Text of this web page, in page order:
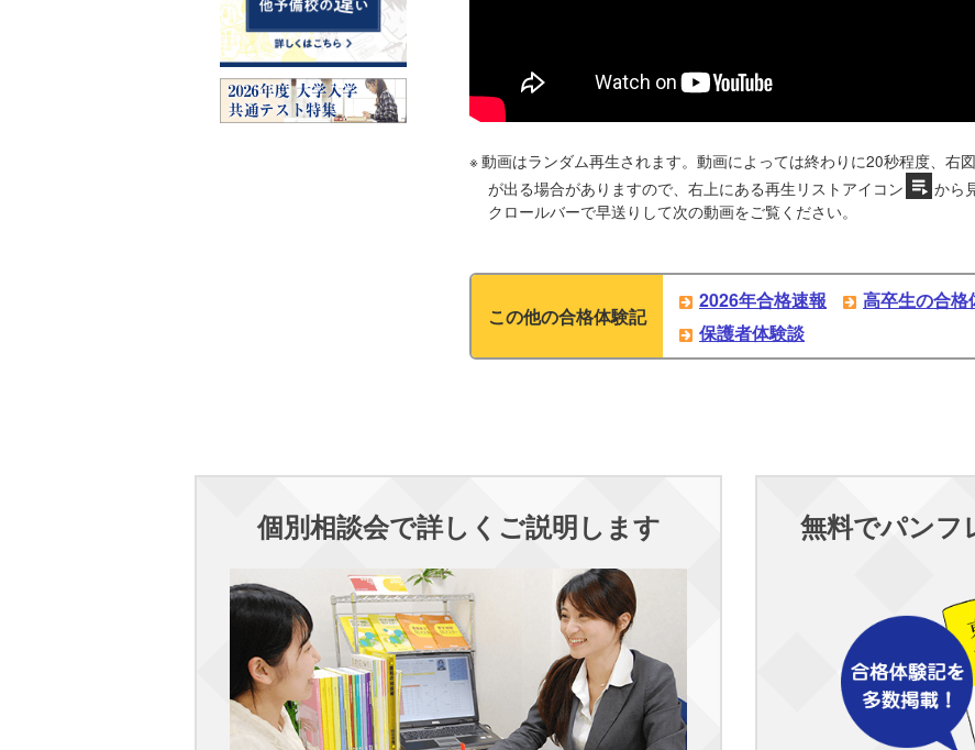
動画はランダム再生されます。動画によっては終わりに20秒程度、右
が出る場合がありますので、右上にある再生リストアイコン
から
クロールバーで早送りして次の動画をご覧ください。
この他の合格体験記
2026年合格速報 高卒生の合格
保護者体験談
個別相談会で詳しくご説明します 無料でパンフ